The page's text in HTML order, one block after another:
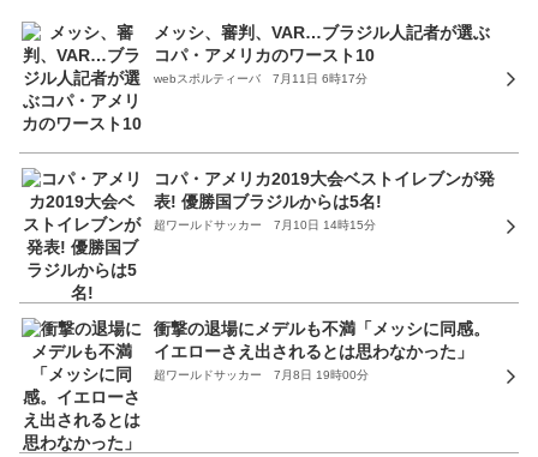
メッシ、審判、VAR…ブラジル人記者が選ぶ
コパ・アメリカのワースト10
webスポルティーバ 7月11日 6時17分
コパ・アメリカ2019大会ベストイレブンが発
表! 優勝国ブラジルからは5名!
超ワールドサッカー 7月10日 14時15分
衝撃の退場にメデルも不満「メッシに同感。
イエローさえ出されるとは思わなかった」
超ワールドサッカー 7月8日 19時00分